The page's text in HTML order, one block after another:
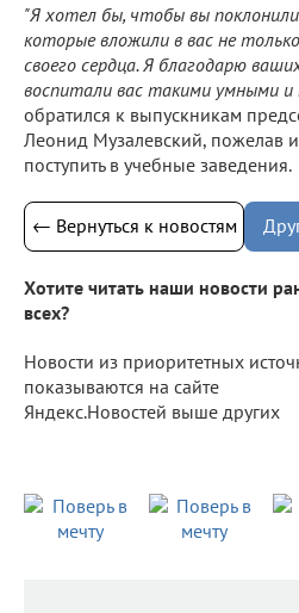
"Я хотел бы, чтобы вы
которые вложили в вас не
своего сердца. Я благодарю
воспитали вас такими умными и
обратился к выпускникам
Леонид Музалевский, пожелав
поступить в учебные заведения.
← Вернуться к новостям
Хотите читать наши новости
всех?
Новости из приоритетных
показываются на сайте
Яндекс.Новостей выше других